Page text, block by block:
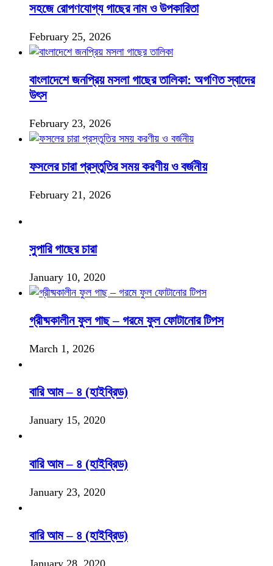
সহজে রোপণযোগ্য গাছের নাম ও উপকারিতা
February 25, 2026
বাংলাদেশে জনপ্রিয় মসলা গাছের তালিকা: অগণিত স্বাদের
উৎস
February 23, 2026
ফসলের চারা প্রস্তুতির সময় করণীয় ও বর্জনীয়
February 21, 2026
সুপারি গাছের চারা
January 10, 2020
গ্রীষ্মকালীন ফুল গাছ – গরমে ফুল ফোটানোর টিপস
March 1, 2026
বারি আম – ৪ (হাইব্রিড)
January 15, 2020
বারি আম – ৪ (হাইব্রিড)
January 23, 2020
বারি আম – ৪ (হাইব্রিড)
January 28, 2020